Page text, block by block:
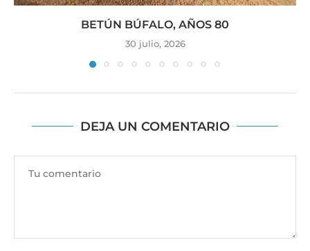
BETÚN BÚFALO, AÑOS 80
30 julio, 2026
DEJA UN COMENTARIO